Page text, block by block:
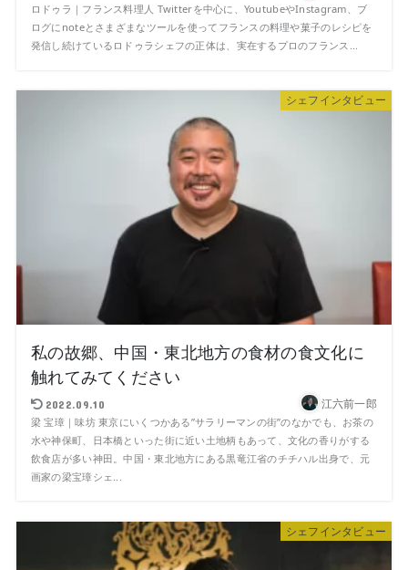
ロドゥラ｜フランス料理人 Twitterを中心に、YoutubeやInstagram、ブ
ログにnoteとさまざまなツールを使ってフランスの料理や菓子のレシピを
発信し続けているロドゥラシェフの正体は、実在するプロのフランス...
シェフインタビュー
私の故郷、中国・東北地方の食材の食文化に
触れてみてください
2022.09.10 江六前一郎
梁 宝璋｜味坊 東京にいくつかある”サラリーマンの街”のなかでも、お茶の
水や神保町、日本橋といった街に近い土地柄もあって、文化の香りがする
飲食店が多い神田。中国・東北地方にある黒竜江省のチチハル出身で、元
画家の梁宝璋シェ...
シェフインタビュー